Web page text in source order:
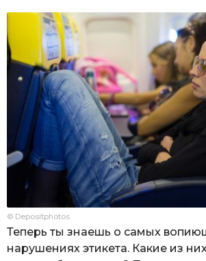
© Depositphotos
Теперь ты знаешь о самых
нарушениях этикета. Какие из